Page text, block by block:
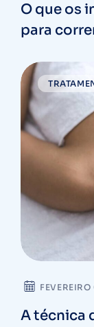
O que os
para
A técnica